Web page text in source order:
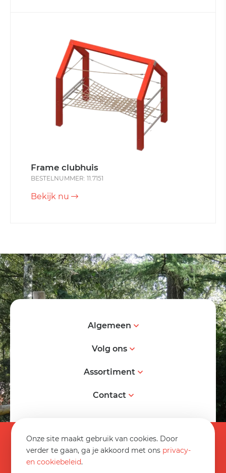
Onze site maakt gebruik van cookies. Door
verder te gaan, ga je akkoord met ons privacy-
en cookiebeleid.
Frame clubhuis
BESTELNUMMER: 11.7151
Bekijk nu
Algemeen
Volg ons
Assortiment
Contact
Algemene voorwaarden